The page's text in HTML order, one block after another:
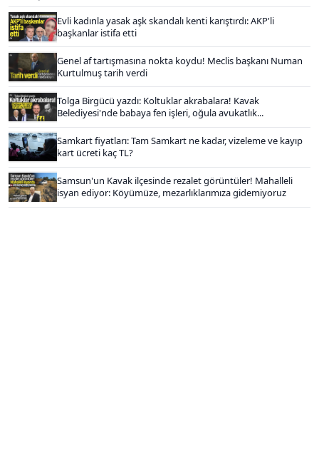
Evli kadınla yasak aşk skandalı kenti karıştırdı: AKP'li
başkanlar istifa etti
Genel af tartışmasına nokta koydu! Meclis başkanı Numan
Kurtulmuş tarih verdi
Tolga Birgücü yazdı: Koltuklar akrabalara! Kavak
Belediyesi'nde babaya fen işleri, oğula avukatlık...
Samkart fiyatları: Tam Samkart ne kadar, vizeleme ve kayıp
kart ücreti kaç TL?
Samsun'un Kavak ilçesinde rezalet görüntüler! Mahalleli
isyan ediyor: Köyümüze, mezarlıklarımıza gidemiyoruz